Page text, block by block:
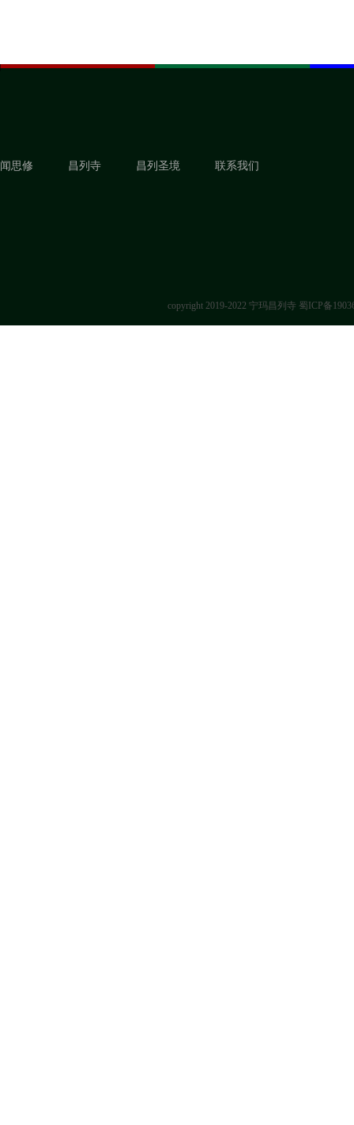
闻思修 昌列寺 昌列圣境 联系我们
copyright 2019-2022 宁玛昌列寺 蜀ICP备